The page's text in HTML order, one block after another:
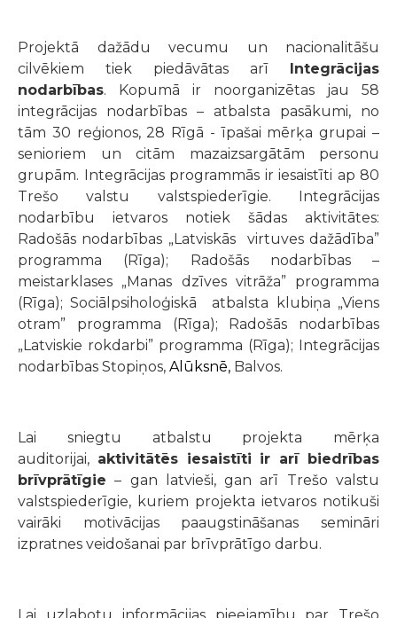
Projektā dažādu vecumu un nacionalitāšu
cilvēkiem tiek piedāvātas arī Integrācijas
nodarbības. Kopumā ir noorganizētas jau 58
integrācijas nodarbības – atbalsta pasākumi, no
tām 30 reģionos, 28 Rīgā - īpašai mērķa grupai –
senioriem un citām mazaizsargātām personu
grupām. Integrācijas programmās ir iesaistīti ap 80
Trešo valstu valstspiederīgie. Integrācijas
nodarbību ietvaros notiek šādas aktivitātes:
Radošās nodarbības „Latviskās virtuves dažādība”
programma (Rīga); Radošās nodarbības –
meistarklases „Manas dzīves vitrāža” programma
(Rīga); Sociālpsiholoģiskā atbalsta klubiņa „Viens
otram” programma (Rīga); Radošās nodarbības
„Latviskie rokdarbi” programma (Rīga); Integrācijas
nodarbības Stopiņos, Alūksnē, Balvos.
Lai sniegtu atbalstu projekta mērķa
auditorijai, aktivitātēs iesaistīti ir arī biedrības
brīvprātīgie – gan latvieši, gan arī Trešo valstu
valstspiederīgie, kuriem projekta ietvaros notikuši
vairāki motivācijas paaugstināšanas semināri
izpratnes veidošanai par brīvprātīgo darbu.